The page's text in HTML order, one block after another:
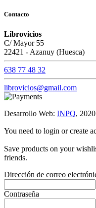
Contacto
Librovicios
C/ Mayor 55
22421 - Azanuy (Huesca)
638 77 48 32
librovicios@gmail.com
Desarrollo Web: INPQ, 2020
You need to login or create
Save products on your
friends.
Dirección de correo
Contraseña